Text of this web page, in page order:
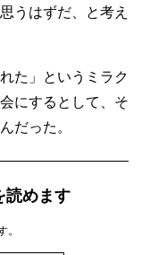
うはずだ、と考え
た」というミラク
にするとして、そ
だった。
読めます